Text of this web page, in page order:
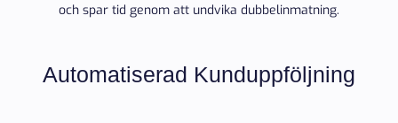
och spar tid genom att undvika dubbelinmatning.
Automatiserad Kunduppföljning